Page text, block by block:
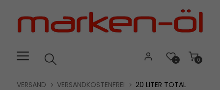
Verwenden
0
0
VERSAND VERSANDKOSTENFREI
20 LITER TOTAL